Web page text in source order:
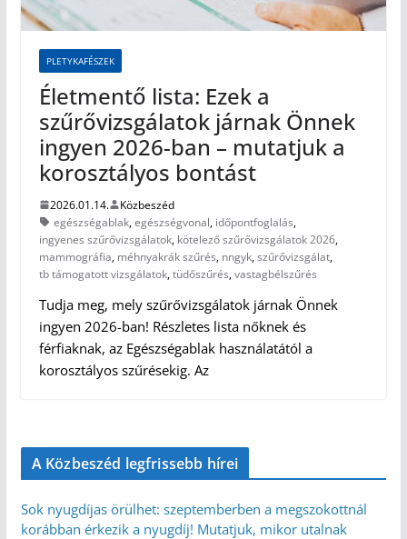
PLETYKAFÉSZEK
Életmentő lista: Ezek a
szűrővizsgálatok járnak Önnek
ingyen 2026-ban – mutatjuk a
korosztályos bontást
2026.01.14.
Közbeszéd
egészségablak,egészségvonal, időpontfoglalás,
ingyenes szűrővizsgálatok, kötelező szűrővizsgálatok 2026,
mammográfia, méhnyakrák szűrés, nngyk,szűrővizsgálat,
tb támogatott vizsgálatok,tüdőszűrés,vastagbélszűrés
Tudja meg, mely szűrővizsgálatok járnak Önnek
ingyen 2026-ban! Részletes lista nőknek és
férfiaknak, az Egészségablak használatától a
korosztályos szűrésekig. Az
A Közbeszéd legfrissebb hírei
Sok nyugdíjas örülhet: szeptemberben a megszokottnál
korábban érkezik a nyugdíj! Mutatjuk, mikor utalnak